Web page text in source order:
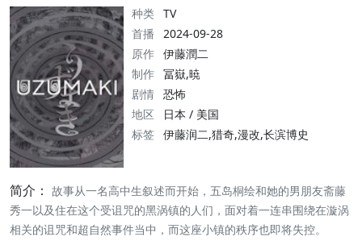
种类 TV
首播
2024-09-28
原作 伊藤潤二
制作 冨嶽,暁
剧情 恐怖
地区
日本 / 美国
标签
伊藤润二,猎奇,漫改,长滨博史
简介： 故事从一名高中生叙述而开始，五岛桐绘和她的男朋友斋藤
秀一以及住在这个受诅咒的黑涡镇的人们，面对着一连串围绕在漩涡
相关的诅咒和超自然事件当中，而这座小镇的秩序也即将失控。